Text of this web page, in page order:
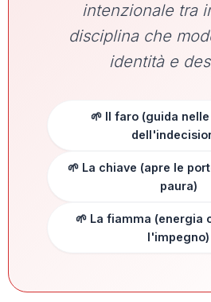
intenzionale tra
disciplina che
identità e
🌱 Il faro (guida
🌱 La chiave (apre le
paura)
🌱 La fiamma (energia
l'impegno)